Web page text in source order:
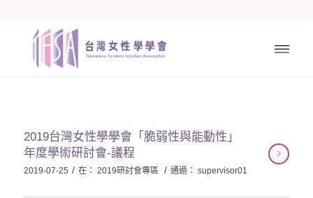
2019台灣女性學學會「脆弱性與能動性」
年度學術研討會-議程
2019-07-25 / 在： 2019研討會專區 / 通過： supervisor01